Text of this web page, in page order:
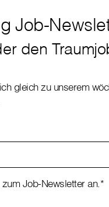
Job-
den
gleich zu unserem
Job-Newsletter an.*